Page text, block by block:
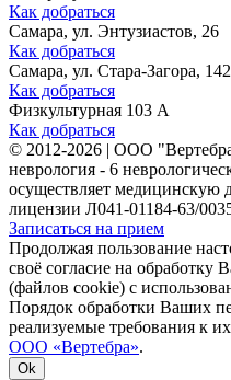
Как добраться
Самара, ул. Энтузиастов, 26
Как добраться
Самара, ул. Стара-Загора,
Как добраться
Физкультурная 103 А
Как добраться
© 2012-2026 | ООО
неврология - 6
осуществляет медицинскую
лицензии Л041-01184-63/
Записаться на прием
Продолжая пользование
своё согласие на
(файлов cookie) с
Порядок обработки Ваших
реализуемые требования к
ООО «Вертебра».
Ok